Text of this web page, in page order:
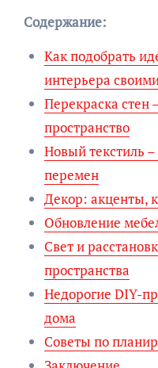
Содержание:
Как подобрать
интерьера
Перекраска стен
пространство
Новый текстиль
перемен
Декор: акценты,
Обновление
Свет и
пространства
Недорогие DIY-
дома
Советы по